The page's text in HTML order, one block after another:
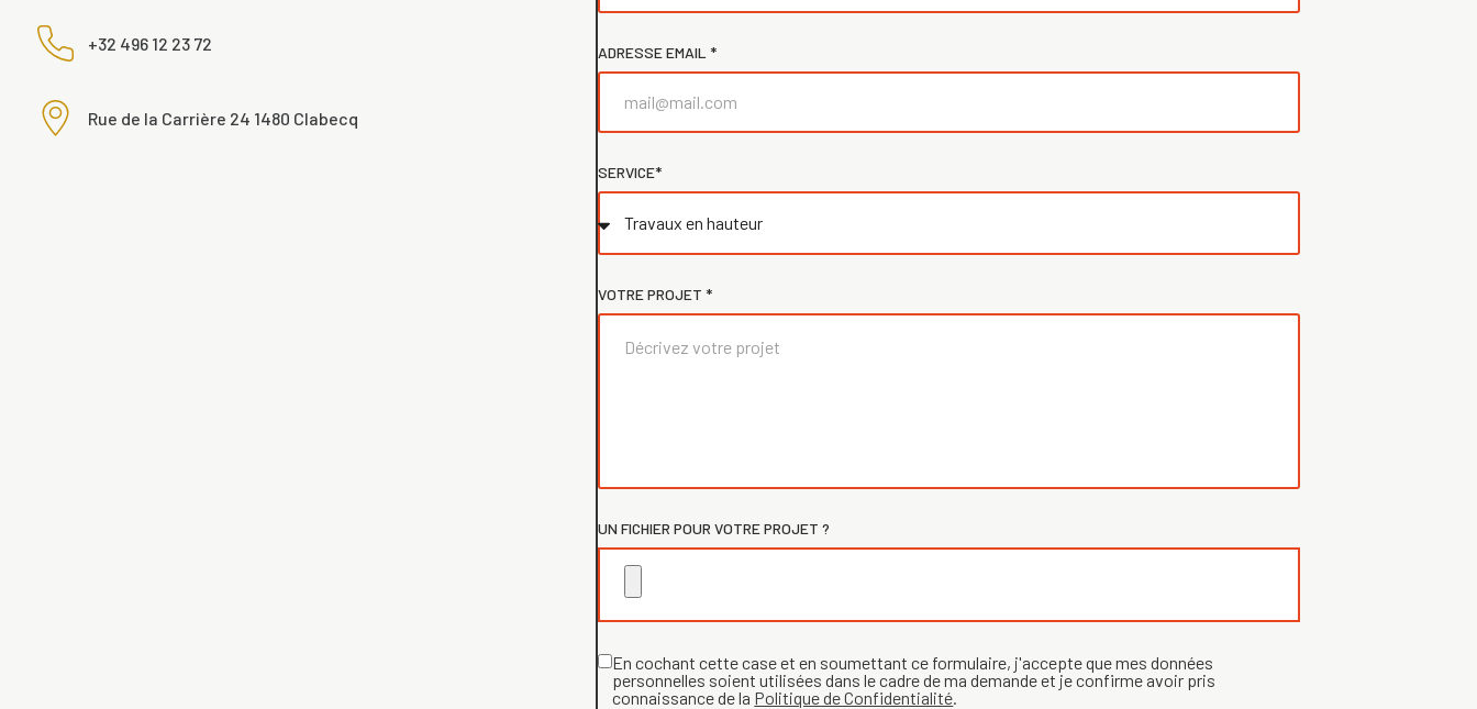
+32 496 12 23 72
Rue de la Carrière 24 1480 Clabecq
ADRESSE EMAIL *
SERVICE*
VOTRE PROJET *
UN FICHIER POUR VOTRE PROJET ?
En cochant cette case et en soumettant ce formulaire, j'accepte que mes données
personnelles soient utilisées dans le cadre de ma demande et je confirme avoir pris
connaissance de la Politique de Confidentialité.